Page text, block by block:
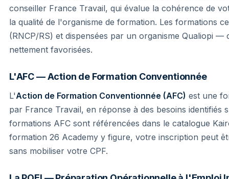
conseiller France Travail, qui évalue la cohérence de
la qualité de l'organisme de formation. Les formations
(RNCP/RS) et dispensées par un organisme Qualiopi
nettement favorisées.
L'AFC — Action de Formation Conventionnée
L'Action de Formation Conventionnée (AFC) est une
par France Travail, en réponse à des besoins identifiés
formations AFC sont référencées dans le catalogue
formation 26 Academy y figure, votre inscription peut
sans mobiliser votre CPF.